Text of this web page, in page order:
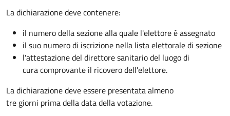
La dichiarazione deve contenere:
il numero della sezione alla quale l'elettore è assegnato
il suo numero di iscrizione nella lista elettorale di sezione
l'attestazione del direttore sanitario del luogo di
cura comprovante il ricovero dell'elettore.
La dichiarazione deve essere presentata almeno
tre giorni prima della data della votazione.